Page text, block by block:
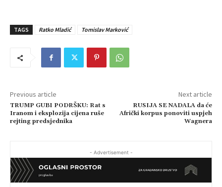
TAGS Ratko Mladić Tomislav Marković
Previous article
TRUMP GUBI PODRŠKU: Rat s
Iranom i eksplozija cijena ruše
rejting predsjednika
Next article
RUSIJA SE NADALA da će
Afrički korpus ponoviti uspjeh
Wagnera
- Advertisement -